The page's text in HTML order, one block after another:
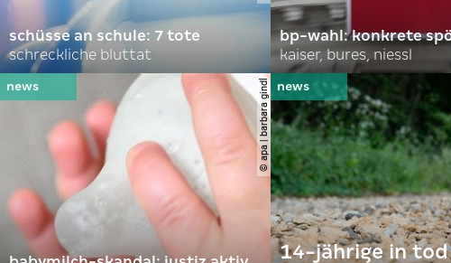
schüsse an schule: 7 tote
schreckliche bluttat
bp-wahl: konkrete
kaiser, bures, niessl
© apa | barbara gindl
14-jährige in